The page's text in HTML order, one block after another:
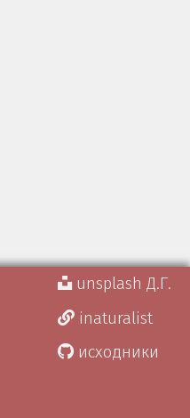
unsplash Д.Г.
inaturalist
исходники